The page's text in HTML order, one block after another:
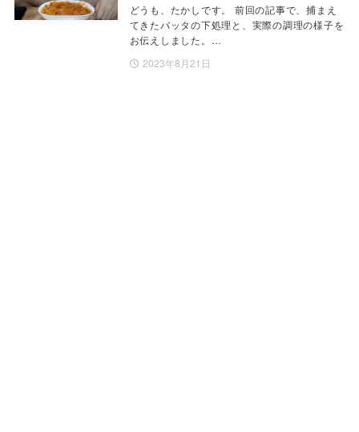
どうも、たかしです。 前回の記事で、捕まえ
てきたバッタの下処理と、実際の調理の様子を
お伝えしました。…
2023年8月21日